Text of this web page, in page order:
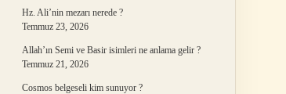
Hz. Ali’nin mezarı nerede ?
Temmuz 23, 2026
Allah’ın Semi ve Basir isimleri ne anlama gelir ?
Temmuz 21, 2026
Cosmos belgeseli kim sunuyor ?